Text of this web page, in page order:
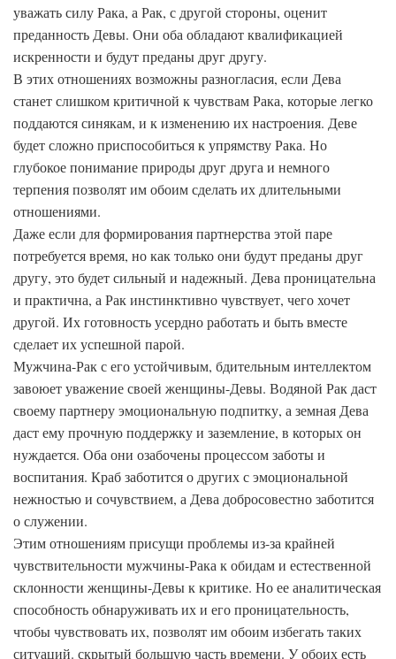
уважать силу Рака, а Рак, с другой стороны, оценит
преданность Девы. Они оба обладают квалификацией
искренности и будут преданы друг другу.
В этих отношениях возможны разногласия, если Дева
станет слишком критичной к чувствам Рака, которые легко
поддаются синякам, и к изменению их настроения. Деве
будет сложно приспособиться к упрямству Рака. Но
глубокое понимание природы друг друга и немного
терпения позволят им обоим сделать их длительными
отношениями.
Даже если для формирования партнерства этой паре
потребуется время, но как только они будут преданы друг
другу, это будет сильный и надежный. Дева проницательна
и практична, а Рак инстинктивно чувствует, чего хочет
другой. Их готовность усердно работать и быть вместе
сделает их успешной парой.
Мужчина-Рак с его устойчивым, бдительным интеллектом
завоюет уважение своей женщины-Девы. Водяной Рак даст
своему партнеру эмоциональную подпитку, а земная Дева
даст ему прочную поддержку и заземление, в которых он
нуждается. Оба они озабочены процессом заботы и
воспитания. Краб заботится о других с эмоциональной
нежностью и сочувствием, а Дева добросовестно заботится
о служении.
Этим отношениям присущи проблемы из-за крайней
чувствительности мужчины-Рака к обидам и естественной
склонности женщины-Девы к критике. Но ее аналитическая
способность обнаруживать их и его проницательность,
чтобы чувствовать их, позволят им обоим избегать таких
ситуаций. скрытый большую часть времени. У обоих есть